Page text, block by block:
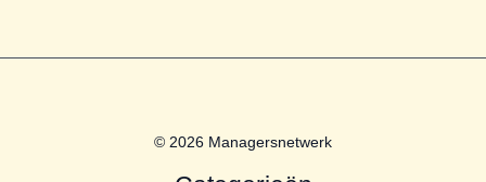
© 2026 Managersnetwerk